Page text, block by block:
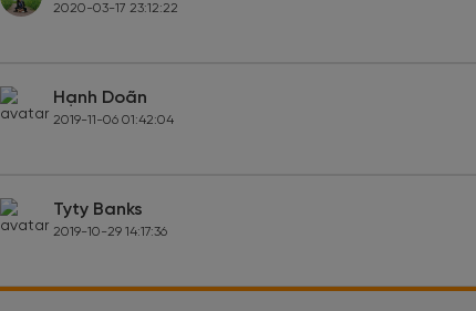
2020-03-17 23:12:22
Hạnh Doãn
2019-11-06 01:42:04
Tyty Banks
2019-10-29 14:17:36